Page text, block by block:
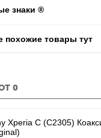
знаки ®
похожие товары тут
0
Xperia C (C2305)